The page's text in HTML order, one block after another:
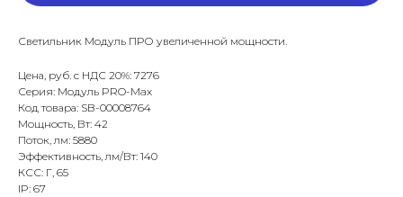
Светильник Модуль ПРО увеличенной мощности.
Цена, руб. с НДС 20%: 7276
Серия: Модуль PRO-Max
Код товара: SB-00008764
Мощность, Вт: 42
Поток, лм: 5880
Эффективность, лм/Вт: 140
КСС: Г, 65
IP: 67